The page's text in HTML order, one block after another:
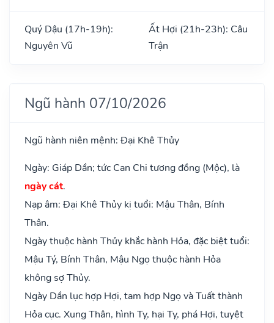
Quý Dậu (17h-19h):
Nguyên Vũ
Ất Hợi (21h-23h): Câu
Trận
Ngũ hành 07/10/2026
Ngũ hành niên mệnh: Đại Khê Thủy
Ngày: Giáp Dần; tức Can Chi tương đồng (Mộc), là
ngày cát.
Nạp âm: Đại Khê Thủy kị tuổi: Mậu Thân, Bính
Thân.
Ngày thuộc hành Thủy khắc hành Hỏa, đặc biệt tuổi:
Mậu Tý, Bính Thân, Mậu Ngọ thuộc hành Hỏa
không sợ Thủy.
Ngày Dần lục hợp Hợi, tam hợp Ngọ và Tuất thành
Hỏa cục. Xung Thân, hình Tỵ, hại Tỵ, phá Hợi, tuyệt